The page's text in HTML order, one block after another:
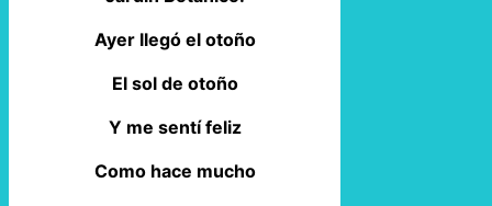
Ayer llegó el otoño
El sol de otoño
Y me sentí feliz
Como hace mucho